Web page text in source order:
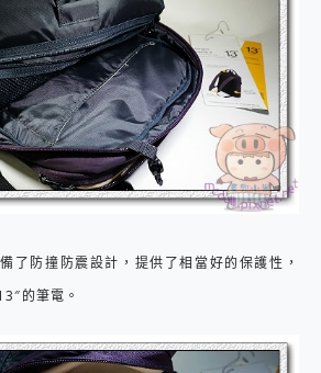
了防撞防震設計，提供了相當好的保護性，
的筆電。